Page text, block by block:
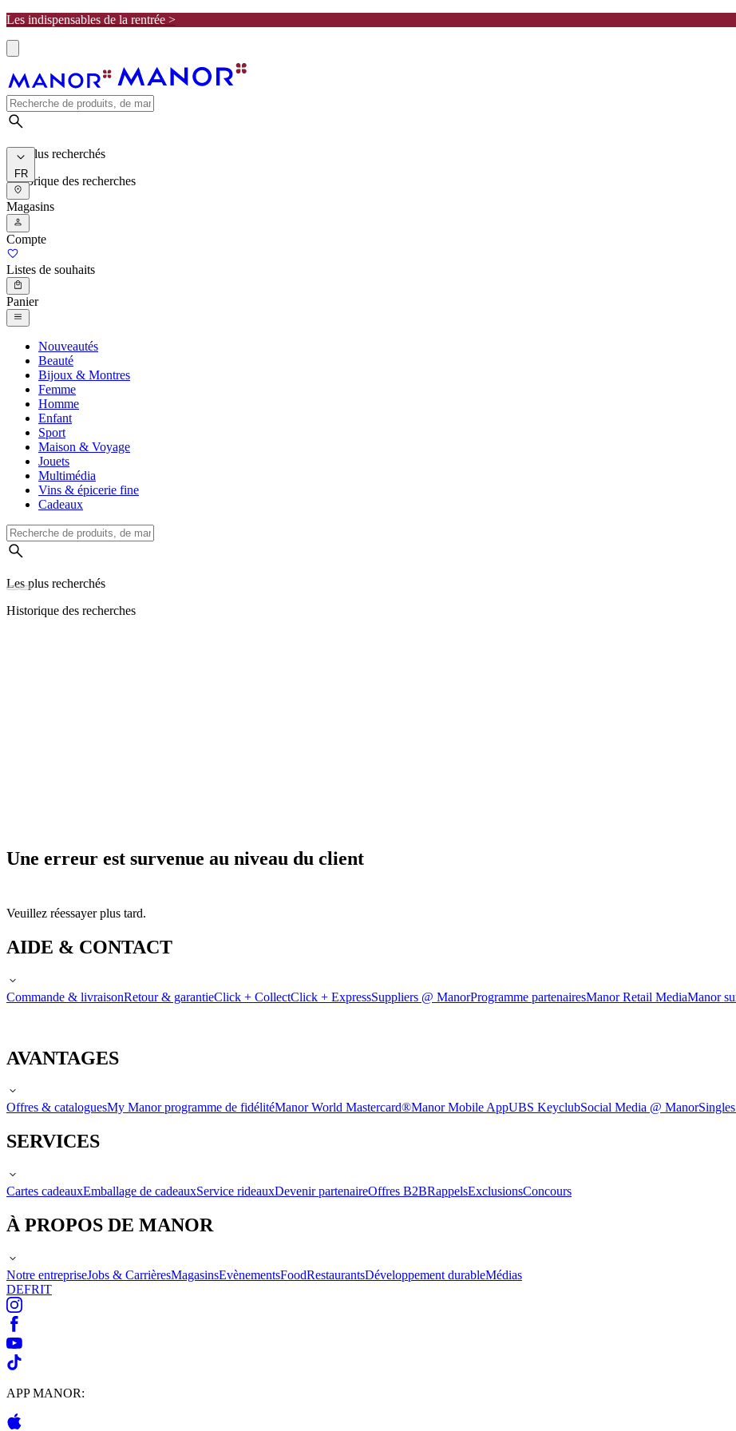
Les indispensables de la rentrée >
Les plus recherchés
Historique des recherches
FR
Magasins
Compte
Listes de souhaits
Panier
Nouveautés
Beauté
Bijoux & Montres
Femme
Homme
Enfant
Sport
Maison & Voyage
Jouets
Multimédia
Vins & épicerie fine
Cadeaux
Les plus recherchés
Historique des recherches
Une erreur est survenue au niveau du client
Veuillez réessayer plus tard.
AIDE & CONTACT
Commande & livraisonRetour & garantieClick + CollectClick + ExpressSuppliers @ ManorProgramme partenairesManor Retail MediaManor
AVANTAGES
Offres & cataloguesMy Manor programme de fidélitéManor World Mastercard®Manor Mobile AppUBS KeyclubSocial Media @ Manor
SERVICES
Cartes cadeauxEmballage de cadeauxService rideauxDevenir partenaireOffres B2BRappelsExclusionsConcours
À PROPOS DE MANOR
Notre entrepriseJobs & CarrièresMagasinsEvènementsFoodRestaurantsDéveloppement durableMédias
DEFRIT
APP MANOR: